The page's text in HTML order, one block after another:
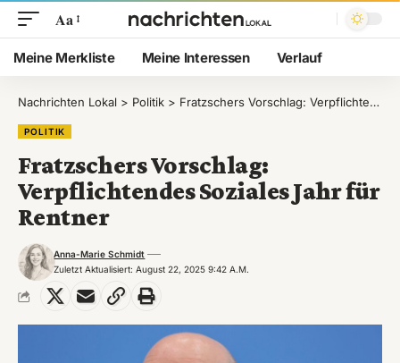
Aa
Meine Merkliste Meine Interessen Verlauf
Nachrichten Lokal > Politik > Fratzschers Vorschlag: Verpflichtendes Soziales Jahr für Rentner
POLITIK
Fratzschers Vorschlag:
Verpflichtendes Soziales Jahr für
Rentner
Zuletzt Aktualisiert: August 22, 2025 9:42 A.m.
Anna-Marie Schmidt